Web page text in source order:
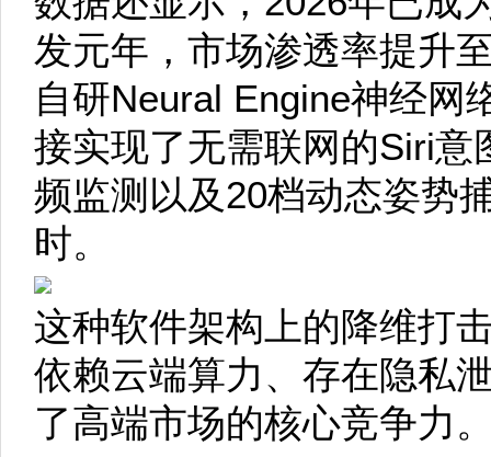
发元年，市场渗透率提升
自研Neural Engine神经网
接实现了无需联网的Siri
频监测以及20档动态姿势
时。
这种软件架构上的降维打
依赖云端算力、存在隐私
了高端市场的核心竞争力